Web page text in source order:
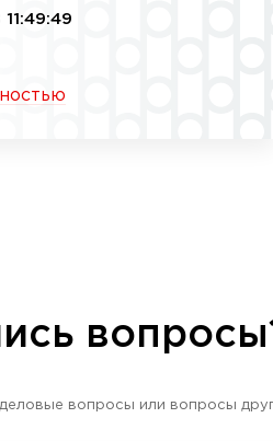
деловые вопросы или вопросы